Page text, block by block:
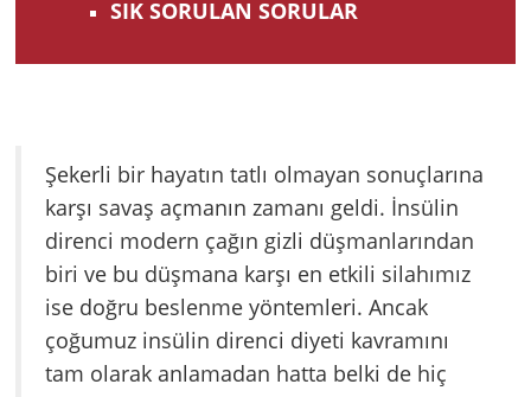
SIK SORULAN SORULAR
Şekerli bir hayatın tatlı olmayan sonuçlarına
karşı savaş açmanın zamanı geldi. İnsülin
direnci modern çağın gizli düşmanlarından
biri ve bu düşmana karşı en etkili silahımız
ise doğru beslenme yöntemleri. Ancak
çoğumuz insülin direnci diyeti kavramını
tam olarak anlamadan hatta belki de hiç